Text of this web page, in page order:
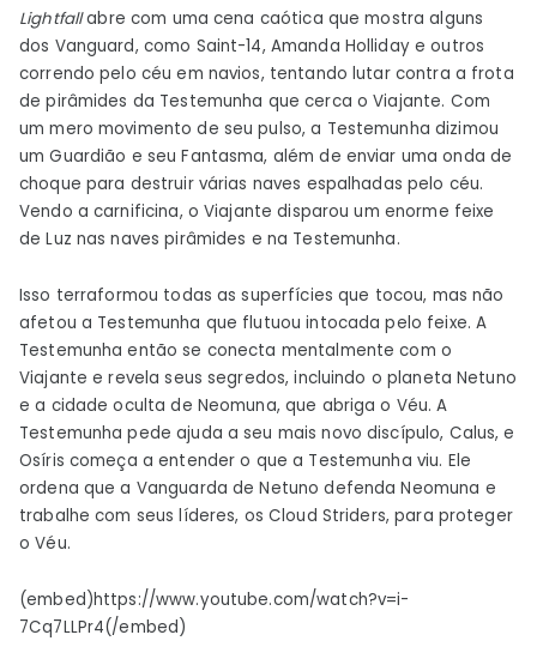
Lightfallabre com uma cena caótica que mostra alguns
dos Vanguard, como Saint-14, Amanda Holliday e outros
correndo pelo céu em navios, tentando lutar contra a frota
de pirâmides da Testemunha que cerca o Viajante. Com
um mero movimento de seu pulso, a Testemunha dizimou
um Guardião e seu Fantasma, além de enviar uma onda de
choque para destruir várias naves espalhadas pelo céu.
Vendo a carnificina, o Viajante disparou um enorme feixe
de Luz nas naves pirâmides e na Testemunha.
Isso terraformou todas as superfícies que tocou, mas não
afetou a Testemunha que flutuou intocada pelo feixe. A
Testemunha então se conecta mentalmente com o
Viajante e revela seus segredos, incluindo o planeta Netuno
e a cidade oculta de Neomuna, que abriga o Véu. A
Testemunha pede ajuda a seu mais novo discípulo, Calus, e
Osíris começa a entender o que a Testemunha viu. Ele
ordena que a Vanguarda de Netuno defenda Neomuna e
trabalhe com seus líderes, os Cloud Striders, para proteger
o Véu.
(embed)https://www.youtube.com/watch?v=i-
7Cq7LLPr4(/embed)